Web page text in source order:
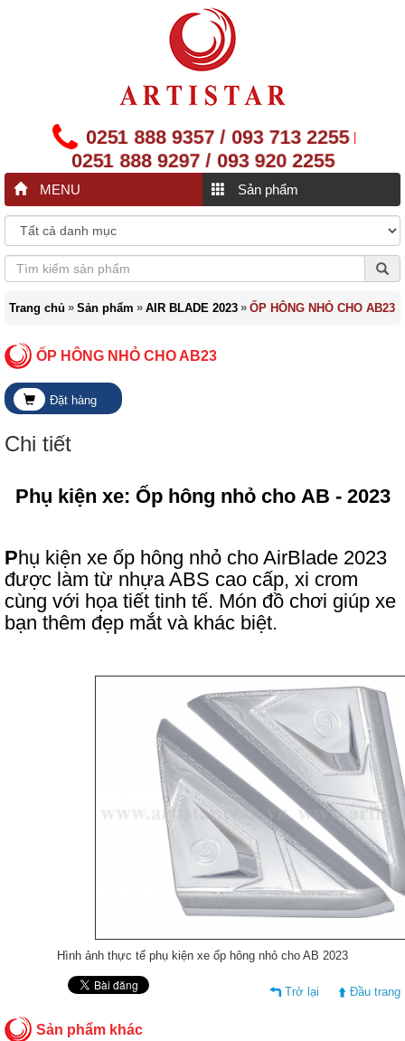
0251 888 9357 / 093 713 2255 |
0251 888 9297 / 093 920 2255
MENU Sản phẩm
Trang chủ » Sản phẩm » AIR BLADE 2023 » ỐP HÔNG NHỎ CHO AB23
ỐP HÔNG NHỎ CHO AB23
Đặt hàng
Chi tiết
Phụ kiện xe: Ốp hông nhỏ cho AB - 2023
Phụ kiện xe ốp hông nhỏ cho AirBlade 2023
được làm từ nhựa ABS cao cấp, xi crom
cùng với họa tiết tinh tế. Món đồ chơi giúp xe
bạn thêm đẹp mắt và khác biệt.
Hình ảnh thực tế phụ kiện xe ốp hông nhỏ cho AB 2023
Trở lại Đầu trang
Sản phẩm khác